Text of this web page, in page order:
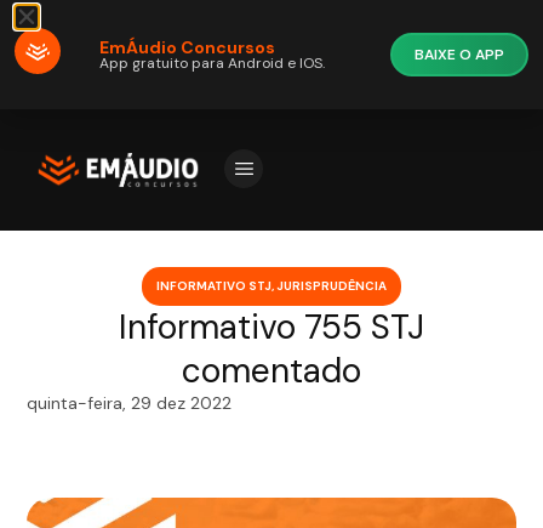
INFORMATIVO STJ,JURISPRUDÊNCIA
Informativo 755 STJ
comentado
quinta-feira, 29 dez 2022
EmÁudio Concursos
App gratuito para Android e IOS. BAIXE O APP